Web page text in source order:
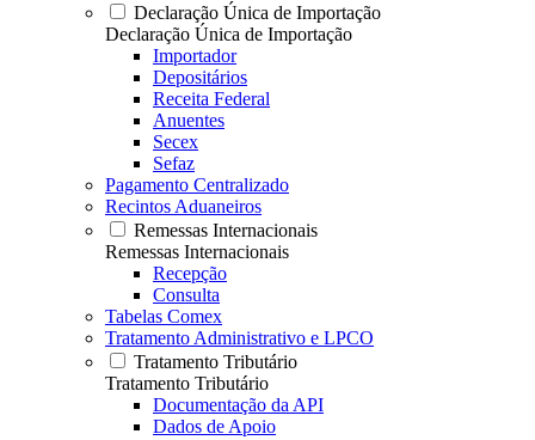
Declaração Única de Importação
Declaração Única de Importação
Importador
Depositários
Receita Federal
Anuentes
Secex
Sefaz
Pagamento Centralizado
Recintos Aduaneiros
Remessas Internacionais
Remessas Internacionais
Recepção
Consulta
Tabelas Comex
Tratamento Administrativo e LPCO
Tratamento Tributário
Tratamento Tributário
Documentação da API
Dados de Apoio